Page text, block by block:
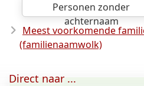
Personen zonder
achternaam
Meest voorkomende
(familienaamwolk)
Direct naar ...